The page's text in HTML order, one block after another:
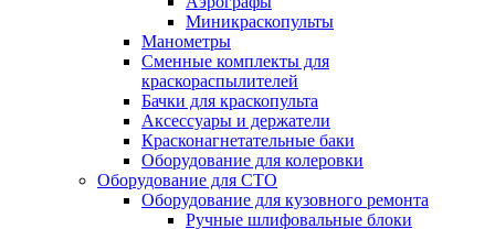
Миникраскопульты
Манометры
Сменные комплекты для
краскораспылителей
Бачки для краскопульта
Аксессуары и держатели
Красконагнетательные баки
Оборудование для колеровки
Оборудование для СТО
Оборудование для кузовного ремонта
Ручные шлифовальные блоки